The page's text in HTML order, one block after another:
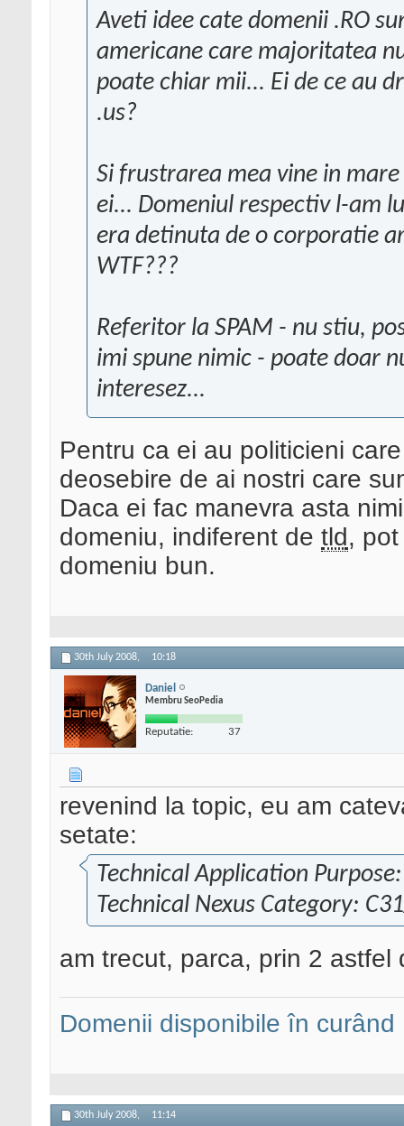
Aveti idee cate domenii .RO
americane care majoritatea
poate chiar mii... Ei de ce au
.us?
Si frustrarea mea vine in
ei... Domeniul respectiv l-am
era detinuta de o corporatie
WTF???
Referitor la SPAM - nu stiu,
imi spune nimic - poate doar
interesez...
Pentru ca ei au politicieni
deosebire de ai nostri care
Daca ei fac manevra asta
domeniu, indiferent de tld,
domeniu bun.
30th July 2008, 10:18
Daniel
Membru SeoPedia
Reputatie: 37
revenind la topic, eu am
setate:
Technical Application
Technical Nexus Category:
am trecut, parca, prin 2
Domenii disponibile în curând
30th July 2008, 11:14